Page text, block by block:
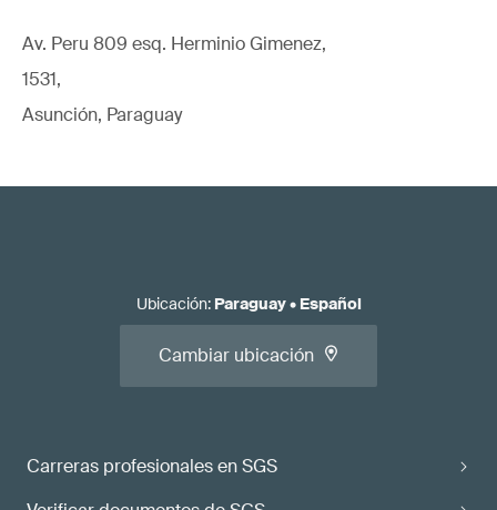
Av. Peru 809 esq. Herminio Gimenez,
1531,
Asunción, Paraguay
Carreras profesionales en SGS
Ubicación: Paraguay• Español
Cambiar ubicación